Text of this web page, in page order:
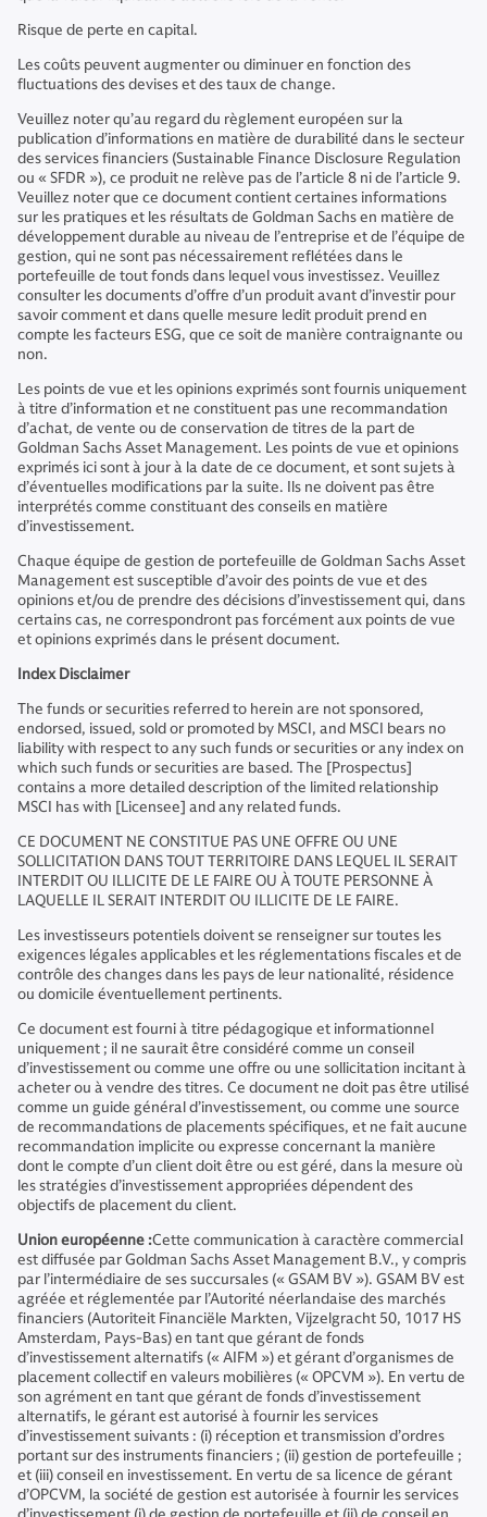
Risque de perte en capital.
Les coûts peuvent augmenter ou diminuer en fonction des
fluctuations des devises et des taux de change.
Veuillez noter qu’au regard du règlement européen sur la
publication d’informations en matière de durabilité dans le secteur
des services financiers (Sustainable Finance Disclosure Regulation
ou « SFDR »), ce produit ne relève pas de l’article 8 ni de l’article 9.
Veuillez noter que ce document contient certaines informations
sur les pratiques et les résultats de Goldman Sachs en matière de
développement durable au niveau de l’entreprise et de l’équipe de
gestion, qui ne sont pas nécessairement reflétées dans le
portefeuille de tout fonds dans lequel vous investissez. Veuillez
consulter les documents d’offre d’un produit avant d’investir pour
savoir comment et dans quelle mesure ledit produit prend en
compte les facteurs ESG, que ce soit de manière contraignante ou
non.
Les points de vue et les opinions exprimés sont fournis uniquement
à titre d’information et ne constituent pas une recommandation
d’achat, de vente ou de conservation de titres de la part de
Goldman Sachs Asset Management. Les points de vue et opinions
exprimés ici sont à jour à la date de ce document, et sont sujets à
d’éventuelles modifications par la suite. Ils ne doivent pas être
interprétés comme constituant des conseils en matière
d’investissement.
Chaque équipe de gestion de portefeuille de Goldman Sachs Asset
Management est susceptible d’avoir des points de vue et des
opinions et/ou de prendre des décisions d’investissement qui, dans
certains cas, ne correspondront pas forcément aux points de vue
et opinions exprimés dans le présent document.
Index Disclaimer
The funds or securities referred to herein are not sponsored,
endorsed, issued, sold or promoted by MSCI, and MSCI bears no
liability with respect to any such funds or securities or any index on
which such funds or securities are based. The [Prospectus]
contains a more detailed description of the limited relationship
MSCI has with [Licensee] and any related funds.
CE DOCUMENT NE CONSTITUE PAS UNE OFFRE OU UNE
SOLLICITATION DANS TOUT TERRITOIRE DANS LEQUEL IL SERAIT
INTERDIT OU ILLICITE DE LE FAIRE OU À TOUTE PERSONNE À
LAQUELLE IL SERAIT INTERDIT OU ILLICITE DE LE FAIRE.
Les investisseurs potentiels doivent se renseigner sur toutes les
exigences légales applicables et les réglementations fiscales et de
contrôle des changes dans les pays de leur nationalité, résidence
ou domicile éventuellement pertinents.
Ce document est fourni à titre pédagogique et informationnel
uniquement ; il ne saurait être considéré comme un conseil
d’investissement ou comme une offre ou une sollicitation incitant à
acheter ou à vendre des titres. Ce document ne doit pas être utilisé
comme un guide général d’investissement, ou comme une source
de recommandations de placements spécifiques, et ne fait aucune
recommandation implicite ou expresse concernant la manière
dont le compte d’un client doit être ou est géré, dans la mesure où
les stratégies d’investissement appropriées dépendent des
objectifs de placement du client.
Union européenne :Cette communication à caractère commercial
est diffusée par Goldman Sachs Asset Management B.V., y compris
par l’intermédiaire de ses succursales (« GSAM BV »). GSAM BV est
agréée et réglementée par l’Autorité néerlandaise des marchés
financiers (Autoriteit Financiële Markten, Vijzelgracht 50, 1017 HS
Amsterdam, Pays-Bas) en tant que gérant de fonds
d’investissement alternatifs (« AIFM ») et gérant d’organismes de
placement collectif en valeurs mobilières (« OPCVM »). En vertu de
son agrément en tant que gérant de fonds d’investissement
alternatifs, le gérant est autorisé à fournir les services
d’investissement suivants : (i) réception et transmission d’ordres
portant sur des instruments financiers ; (ii) gestion de portefeuille ;
et (iii) conseil en investissement. En vertu de sa licence de gérant
d’OPCVM, la société de gestion est autorisée à fournir les services